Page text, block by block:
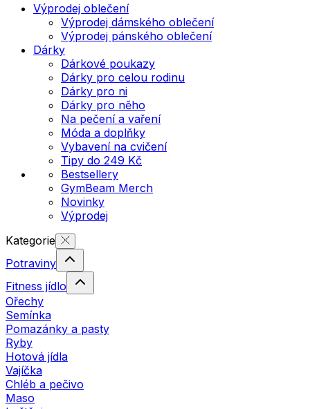
Výprodej oblečení
Výprodej dámského oblečení
Výprodej pánského oblečení
Dárky
Dárkové poukazy
Dárky pro celou rodinu
Dárky pro ni
Dárky pro něho
Na pečení a vaření
Móda a doplňky
Vybavení na cvičení
Tipy do 249 Kč
Bestsellery
GymBeam Merch
Novinky
Výprodej
Kategorie
Potraviny
Fitness jídlo
Ořechy
Semínka
Pomazánky a pasty
Ryby
Hotová jídla
Vajíčka
Chléb a pečivo
Maso